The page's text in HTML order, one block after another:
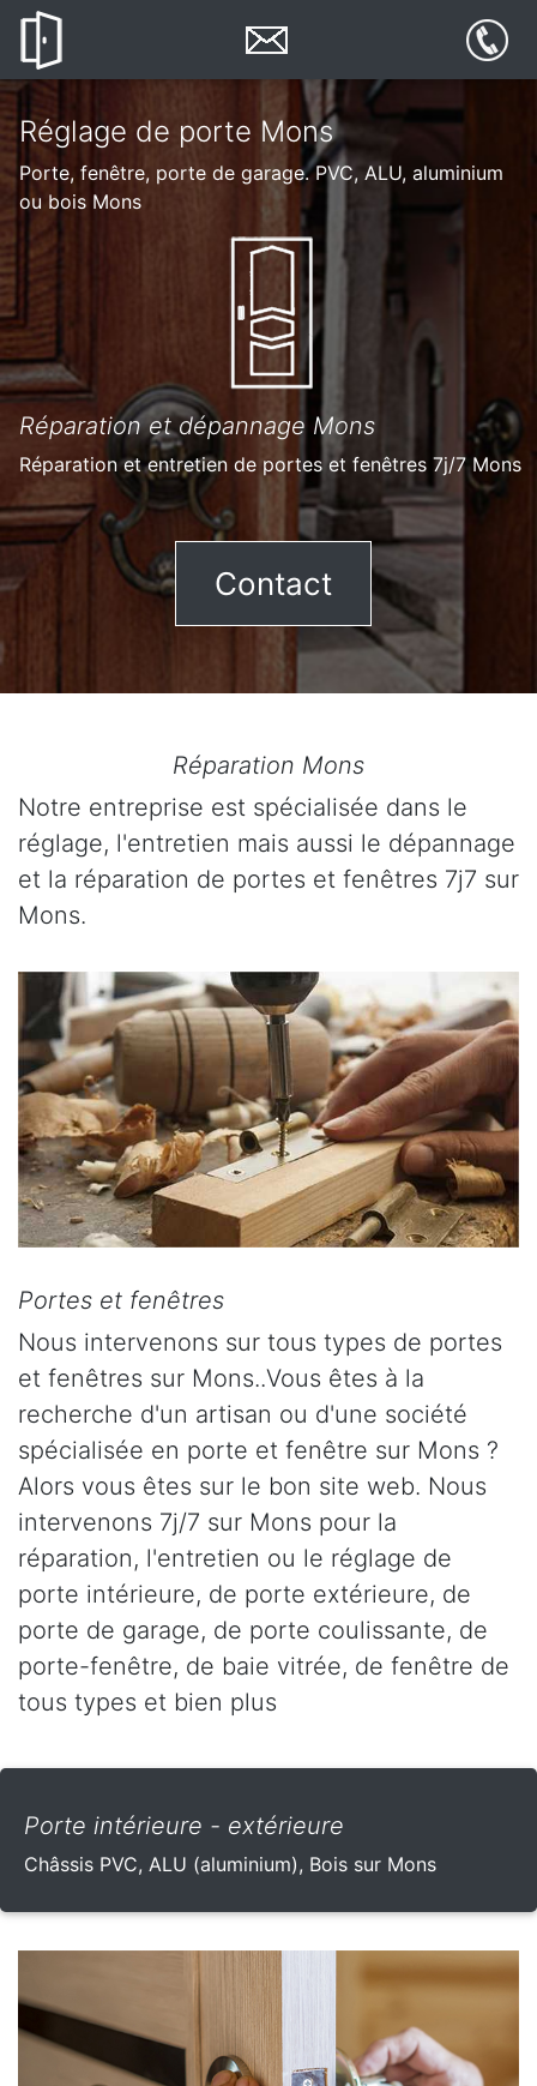
Réglage de porte Mons
Porte, fenêtre, porte de garage. PVC, ALU, aluminium
ou bois Mons
Réparation et dépannage Mons
Réparation et entretien de portes et fenêtres 7j/7 Mons
Contact
Réparation Mons
Notre entreprise est spécialisée dans le
réglage, l'entretien mais aussi le dépannage
et la réparation de portes et fenêtres 7j7 sur
Mons.
Portes et fenêtres
Nous intervenons sur tous types de portes
et fenêtres sur Mons..Vous êtes à la
recherche d'un artisan ou d'une société
spécialisée en porte et fenêtre sur Mons ?
Alors vous êtes sur le bon site web. Nous
intervenons 7j/7 sur Mons pour la
réparation, l'entretien ou le réglage de
porte intérieure, de porte extérieure, de
porte de garage, de porte coulissante, de
porte-fenêtre, de baie vitrée, de fenêtre de
tous types et bien plus
Porte intérieure - extérieure
Châssis PVC, ALU (aluminium), Bois sur Mons